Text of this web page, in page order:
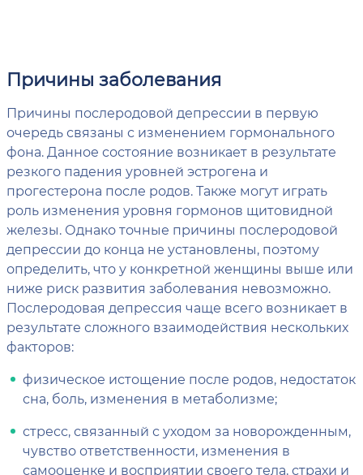
Причины заболевания
Причины послеродовой депрессии в первую
очередь связаны с изменением гормонального
фона. Данное состояние возникает в результате
резкого падения уровней эстрогена и
прогестерона после родов. Также могут играть
роль изменения уровня гормонов щитовидной
железы. Однако точные причины послеродовой
депрессии до конца не установлены, поэтому
определить, что у конкретной женщины выше или
ниже риск развития заболевания невозможно.
Послеродовая депрессия чаще всего возникает в
результате сложного взаимодействия нескольких
факторов:
физическое истощение после родов, недостаток
сна, боль, изменения в метаболизме;
стресс, связанный с уходом за новорожденным,
чувство ответственности, изменения в
самооценке и восприятии своего тела, страхи и